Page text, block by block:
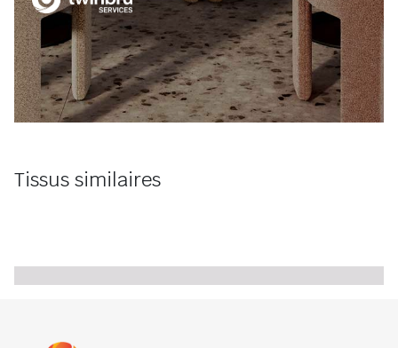
Tissus similaires